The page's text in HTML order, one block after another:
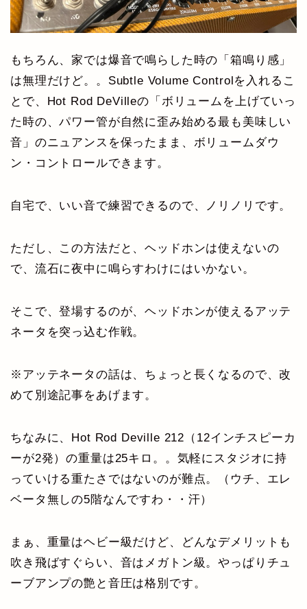
もちろん、家では爆音で鳴らした時の「箱鳴り感」
は無理だけど。。Subtle Volume Controlを入れるこ
とで、Hot Rod DeVilleの「ボリュームを上げていっ
た時の、パワー管が自然に歪み始める最も美味しい
音」のニュアンスを保ったまま、ボリュームダウ
ン・コントロールできます。
自宅で、いい音で練習できるので、ノリノリです。
ただし、この方法だと、ヘッドホンは使えないの
で、流石に夜中に鳴らすわけにはいかない。
そこで、登場するのが、ヘッドホンが使えるアッテ
ネータを突っ込む作戦。
※アッテネータの話は、ちょっと長くなるので、改
めて別途記事をあげます。
ちなみに、Hot Rod Deville 212（12インチスピーカ
ーが2発）の重量は25キロ。。気軽にスタジオに持
っていける重たさではないのが難点。（ウチ、エレ
ベータ無しの5階なんですわ・・汗）
まぁ、重量はヘビー級だけど、どんなデメリットも
吹き飛ばすぐらい、音はメガトン級。やっぱりチュ
ーブアンプの艶と音圧は格別です。